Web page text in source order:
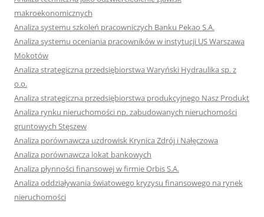
makroekonomicznych
Analiza systemu szkoleń pracowniczych Banku Pekao S.A.
Analiza systemu oceniania pracowników w instytucji US Warszawa
Mokotów
Analiza strategiczna przedsiębiorstwa Waryński Hydraulika sp. z
o.o.
Analiza strategiczna przedsiębiorstwa produkcyjnego Nasz Produkt
Analiza rynku nieruchomości np. zabudowanych nieruchomości
gruntowych Stęszew
Analiza porównawcza uzdrowisk Krynica Zdrój i Nałęczowa
Analiza porównawcza lokat bankowych
Analiza płynności finansowej w firmie Orbis S.A.
Analiza oddziaływania światowego kryzysu finansowego na rynek
nieruchomości